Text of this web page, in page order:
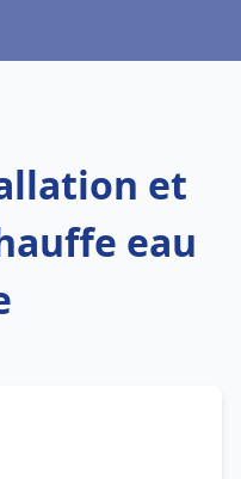
et
eau